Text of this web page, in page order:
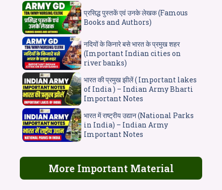
प्रसिद्ध पुस्तकें एवं उनके लेखक (Famous
Books and Authors)
नदियों के किनारे बसे भारत के प्रमुख शहर
(Important Indian cities on
river banks)
भारत की प्रमुख झीलें ( Important lakes
of India ) – Indian Army Bharti
Important Notes
भारत में राष्ट्रीय उद्यान (National Parks
in India) – Indian Army
Important Notes
More Important Material